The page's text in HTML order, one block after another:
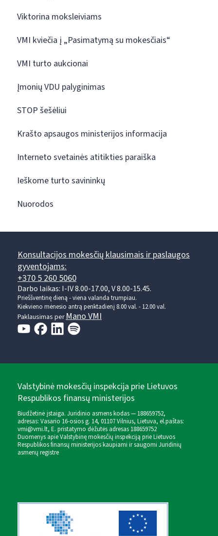
Viktorina moksleiviams
VMI kviečia į „Pasimatymą su mokesčiais“
VMI turto aukcionai
Įmonių VDU palyginimas
STOP šešėliui
Krašto apsaugos ministerijos informacija
Interneto svetainės atitikties paraiška
Ieškome turto savininkų
Nuorodos
Konsultacijos mokesčių klausimais ir paslaugos
gyventojams:
+370 5 260 5060
Darbo laikas: I-IV 8.00-17.00, V 8.00-15.45.
Prieššventinę dieną - viena valanda trumpiau.
Kiekvieno mėnesio antrą penktadienį 8.00 val. - 12.00 val.
Paklausimas perMano VMI
Valstybinė mokesčių inspekcija prie Lietuvos
Respublikos finansų ministerijos
Biudžetinė įstaiga. Juridinio asmens kodas — 188659752,
adresas: Vasario 16-osios g. 14, 01107 Vilnius, Lietuva, el.paštas:
vmi@vmi.lt, E. pristatymo dėžutės adresas 188659752
Duomenys apie Valstybinę mokesčių inspekciją prie Lietuvos
Respublikos finansų ministerijos kaupiami ir saugomi Juridinių
asmenų registre